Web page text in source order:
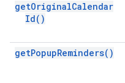
getOriginalCalendar
Id( )
getPopupReminders( )